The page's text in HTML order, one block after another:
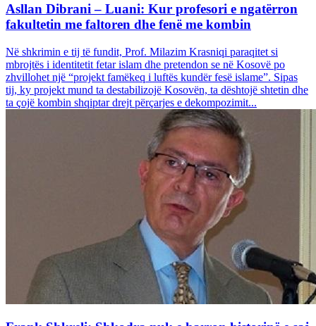
Asllan Dibrani – Luani: Kur profesori e ngatërron
fakultetin me faltoren dhe fenë me kombin
Në shkrimin e tij të fundit, Prof. Milazim Krasniqi paraqitet si
mbrojtës i identitetit fetar islam dhe pretendon se në Kosovë po
zhvillohet një “projekt famëkeq i luftës kundër fesë islame”. Sipas
tij, ky projekt mund ta destabilizojë Kosovën, ta dështojë shtetin dhe
ta çojë kombin shqiptar drejt përçarjes e dekompozimit...